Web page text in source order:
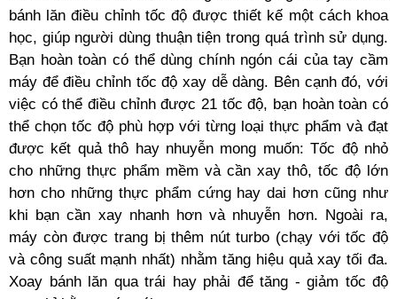
bánh lăn điều chỉnh tốc độ được thiết kế một cách khoa
học, giúp người dùng thuận tiện trong quá trình sử dụng.
Bạn hoàn toàn có thể dùng chính ngón cái của tay cầm
máy để điều chỉnh tốc độ xay dễ dàng. Bên cạnh đó, với
việc có thể điều chỉnh được 21 tốc độ, bạn hoàn toàn có
thể chọn tốc độ phù hợp với từng loại thực phẩm và đạt
được kết quả thô hay nhuyễn mong muốn: Tốc độ nhỏ
cho những thực phẩm mềm và cần xay thô, tốc độ lớn
hơn cho những thực phẩm cứng hay dai hơn cũng như
khi bạn cần xay nhanh hơn và nhuyễn hơn. Ngoài ra,
máy còn được trang bị thêm nút turbo (chạy với tốc độ
và công suất mạnh nhất) nhằm tăng hiệu quả xay tối đa.
Xoay bánh lăn qua trái hay phải để tăng - giảm tốc độ